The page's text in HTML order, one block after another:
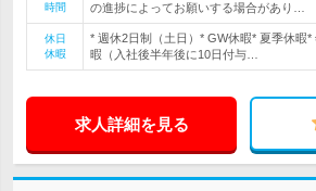
時間
の進捗によってお願いする場合があり…
休日
休暇
* 週休2日制（土日）* GW休暇* 夏季休暇*
暇（入社後半年後に10日付与…
求人詳細を見る